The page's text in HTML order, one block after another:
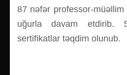
87 nəfər professor-müəllim
uğurla davam etdirib.
sertifikatlar təqdim olunub.